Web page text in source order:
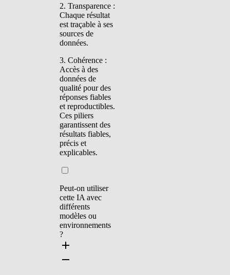
2. Transparence :
Chaque résultat
est traçable à ses
sources de
données.
3. Cohérence :
Accès à des
données de
qualité pour des
réponses fiables
et reproductibles.
Ces piliers
garantissent des
résultats fiables,
précis et
explicables.
Peut-on utiliser
cette IA avec
différents
modèles ou
environnements
?